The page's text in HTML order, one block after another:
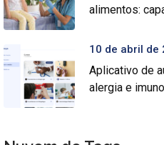
alimentos:
10 de abril de
Aplicativo de
alergia e
médico gratuito